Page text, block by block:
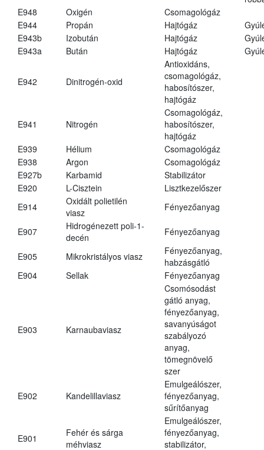
E948
Oxigén
Csomagológáz
E944
Propán Hajtógáz
E943b
Izobután Hajtógáz
E943a
Bután Hajtógáz
E942 Dinitrogén-oxid
Antioxidáns,
csomagológáz,
habosítószer,
hajtógáz
E941 Nitrogén
Csomagológáz,
habosítószer,
hajtógáz
E939
Hélium
Csomagológáz
E938
Argon
Csomagológáz
E927b
Karbamid
Stabilizátor
E920
L-Cisztein
Lisztkezelőszer
E914
Oxidált polietilén
viasz
Fényezőanyag
E907
Hidrogénezett poli-1-
decén
Fényezőanyag
E905 Mikrokristályos viasz
Fényezőanyag,
habzásgátló
E904
Sellak Fényezőanyag
E903 Karnaubaviasz
Csomósodást
gátló anyag,
fényezőanyag,
savanyúságot
szabályozó
anyag,
tömegnövelő
szer
E902 Kandelillaviasz
Emulgeálószer,
fényezőanyag,
sűrítőanyag
E901
Fehér és sárga
méhviasz
Emulgeálószer,
fényezőanyag,
stabilizátor,